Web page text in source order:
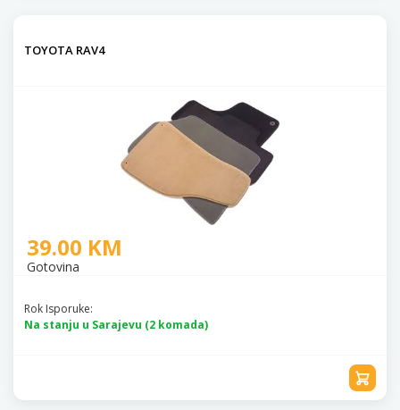
TOYOTA RAV4
39.00 KM
Gotovina
Rok Isporuke:
Na stanju u Sarajevu (2 komada)